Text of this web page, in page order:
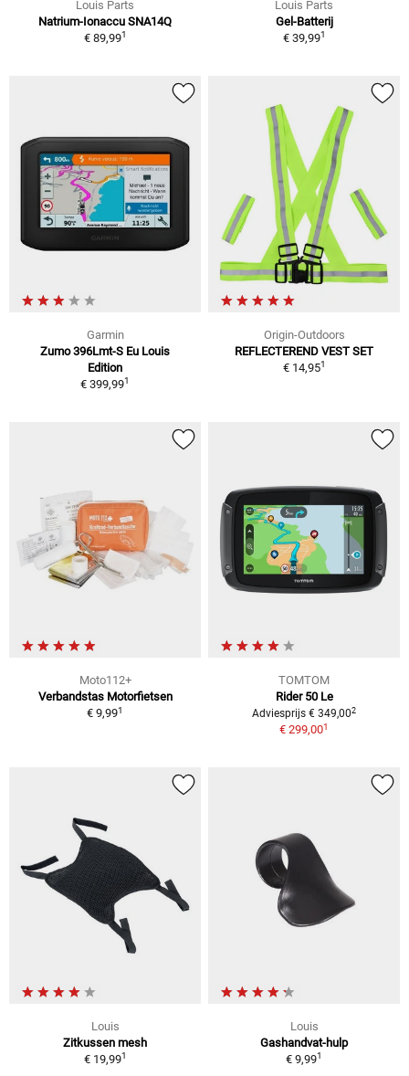
Louis Parts
Natrium-Ionaccu SNA14Q
€ 89,991
Louis Parts
Gel-Batterij
€ 39,991
Garmin
Zumo 396Lmt-S Eu Louis
Edition
€ 399,991
Origin-Outdoors
REFLECTEREND VEST SET
€ 14,951
Moto112+
Verbandstas Motorfietsen
€ 9,991
TOMTOM
Rider 50 Le
Adviesprijs € 349,002
€ 299,001
Louis
Zitkussen mesh
€ 19,991
Louis
Gashandvat-hulp
€ 9,991